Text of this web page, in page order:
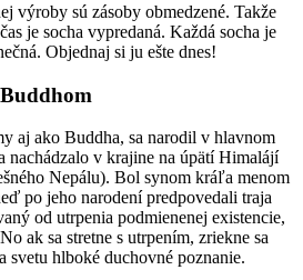
výroby sú zásoby obmedzené. Takže
je socha vypredaná. Každá socha je
Objednaj si ju ešte dnes!
aj ako Buddha, sa narodil v hlavnom
nachádzalo v krajine na úpätí Himalájí
Nepálu). Bol synom kráľa menom
po jeho narodení predpovedali traja
od utrpenia podmienenej existencie,
ak sa stretne s utrpením, zriekne sa
svetu hlboké duchovné poznanie.